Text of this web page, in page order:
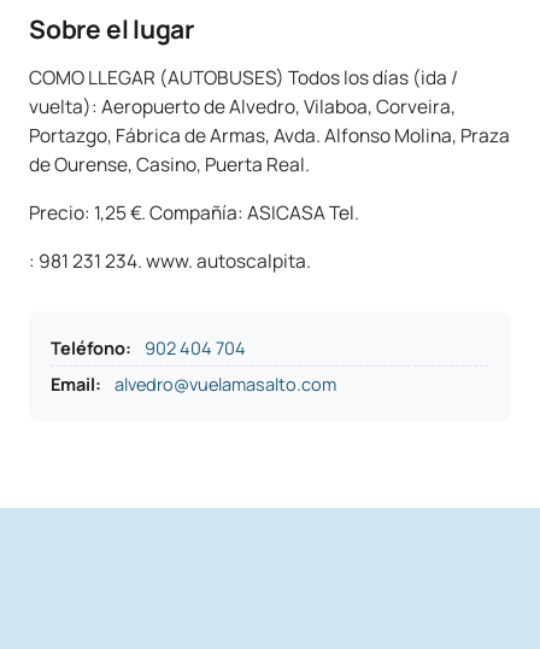
Sobre el lugar
COMO LLEGAR (AUTOBUSES) Todos los días (ida /
vuelta): Aeropuerto de Alvedro, Vilaboa, Corveira,
Portazgo, Fábrica de Armas, Avda. Alfonso Molina, Praza
de Ourense, Casino, Puerta Real.
Precio: 1,25 €. Compañía: ASICASA Tel.
: 981 231 234. www. autoscalpita.
Teléfono:
902 404 704
Email:
alvedro@vuelamasalto.com